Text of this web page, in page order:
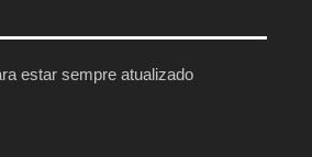
estar sempre atualizado